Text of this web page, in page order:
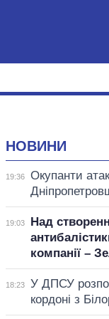
НОВИНИ
19:36
Окупанти
19:03
Над
компанії –
18:23
У ДПСУ
кордоні з